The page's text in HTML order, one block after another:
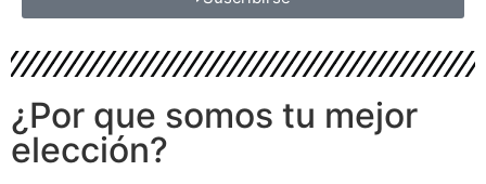
¿Por que somos tu mejor
elección?